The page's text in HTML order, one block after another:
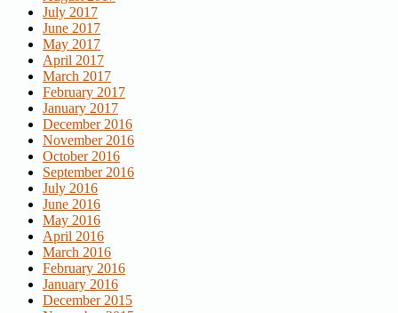
July 2017
June 2017
May 2017
April 2017
March 2017
February 2017
January 2017
December 2016
November 2016
October 2016
September 2016
July 2016
June 2016
May 2016
April 2016
March 2016
February 2016
January 2016
December 2015